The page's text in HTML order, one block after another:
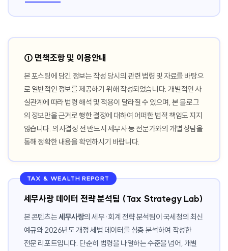
⚠️ 면책조항 및 이용안내
본 포스팅에 담긴 정보는 작성 당시의 관련 법령 및 자료를 바탕으
로 일반적인 정보를 제공하기 위해 작성되었습니다. 개별적인 사
실관계에 따라 법령 해석 및 적용이 달라질 수 있으며, 본 블로그
의 정보만을 근거로 행한 결정에 대하여 어떠한 법적 책임도 지지
않습니다. 의사결정 전 반드시 세무사 등 전문가와의 개별 상담을
통해 정확한 내용을 확인하시기 바랍니다.
TAX & WEALTH REPORT
세무사랑 데이터 전략 분석팀 (Tax Strategy Lab)
본 콘텐츠는세무사랑의 세무·회계 전략 분석팀이 국세청의 최신
예규와 2026년도 개정 세법 데이터를 심층 분석하여 작성한
전문 리포트입니다. 단순히 법령을 나열하는 수준을 넘어, 개별